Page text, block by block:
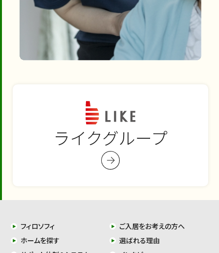
ライクグループ
フィロソフィ
ご入居をお考えの方へ
ホームを探す
選ばれる理由